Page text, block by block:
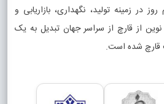
در زمینه تولید، نگهداری، بازاریابی و
از قارچ از سراسر جهان تبدیل به یک
شده است.